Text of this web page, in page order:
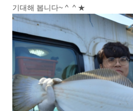
기대해 봅니다~ ^ ^ ★